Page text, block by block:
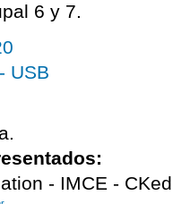
6 y 7.
USB
- IMCE -